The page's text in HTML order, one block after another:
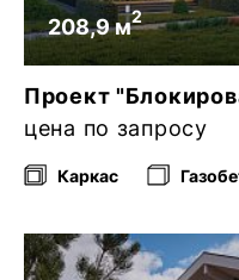
208,9 м2
Проект
цена по запросу
Каркас